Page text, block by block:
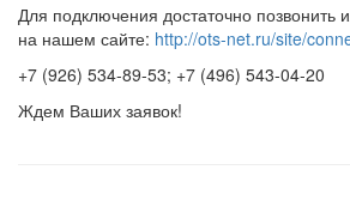
Для подключения достаточно позвонить
на нашем сайте: http://ots-net.ru/site/
+7 (926) 534-89-53; +7 (496) 543-04-20
Ждем Ваших заявок!